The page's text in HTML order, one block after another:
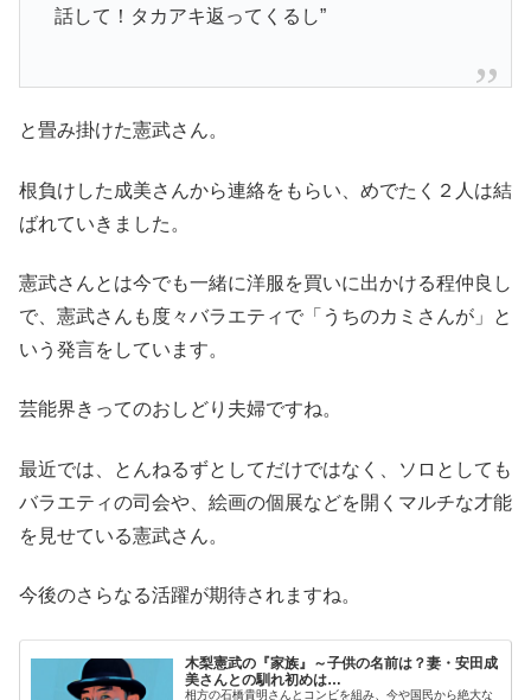
話して！タカアキ返ってくるし”
と畳み掛けた憲武さん。
根負けした成美さんから連絡をもらい、めでたく２人は結
ばれていきました。
憲武さんとは今でも一緒に洋服を買いに出かける程仲良し
で、憲武さんも度々バラエティで「うちのカミさんが」と
いう発言をしています。
芸能界きってのおしどり夫婦ですね。
最近では、とんねるずとしてだけではなく、ソロとしても
バラエティの司会や、絵画の個展などを開くマルチな才能
を見せている憲武さん。
今後のさらなる活躍が期待されますね。
木梨憲武の『家族』～子供の名前は？妻・安田成
美さんとの馴れ初めは…
相方の石橋貴明さんとコンビを組み、今や国民から絶大な